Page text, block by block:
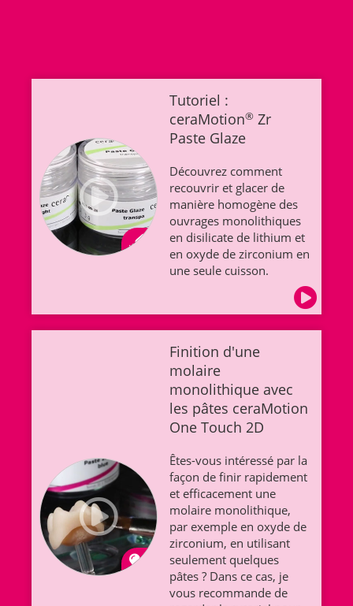
Tutoriel :
ceraMotion® Zr
Paste Glaze
Découvrez comment
recouvrir et glacer de
manière homogène des
ouvrages monolithiques
en disilicate de lithium et
en oxyde de zirconium en
une seule cuisson.
Finition d'une
molaire
monolithique avec
les pâtes ceraMotion
One Touch 2D
Êtes-vous intéressé par la
façon de finir rapidement
et efficacement une
molaire monolithique,
par exemple en oxyde de
zirconium, en utilisant
seulement quelques
pâtes ? Dans ce cas, je
vous recommande de